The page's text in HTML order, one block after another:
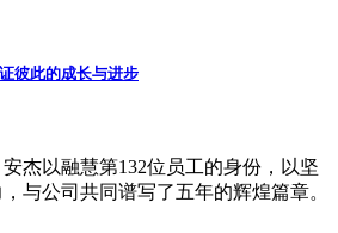
彼此的成长与进步
杰以融慧第132位员工的身份，以坚
与公司共同谱写了五年的辉煌篇章。